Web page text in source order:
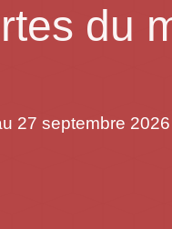
du
27 septembre 2026